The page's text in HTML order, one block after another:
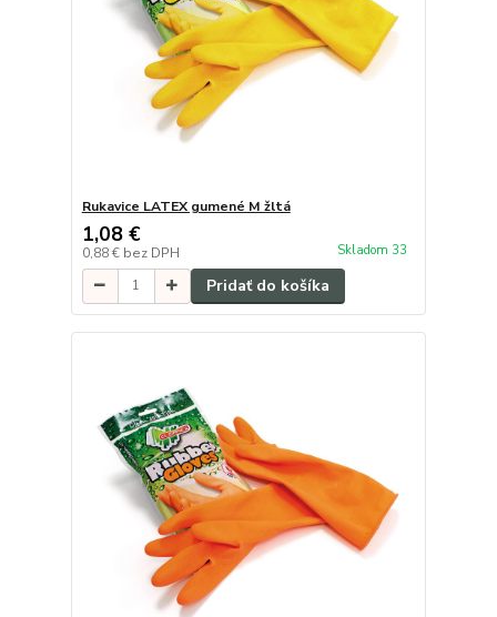
Rukavice LATEX gumené M žltá
1,08 €
0,88 € bez DPH Skladom 33
Pridať do košíka